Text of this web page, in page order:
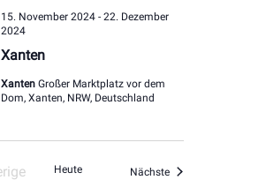
Xanten
15. November 2024- 22. Dezember
2024
Xanten Großer Marktplatz vor dem
Dom, Xanten, NRW, Deutschland
Heute NächsteVeranstaltungen